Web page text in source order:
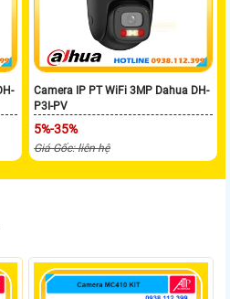
Camera IP PT WiFi 3MP Dahua DH-
P3I-PV
5%-35%
Giá Gốc: liên hệ